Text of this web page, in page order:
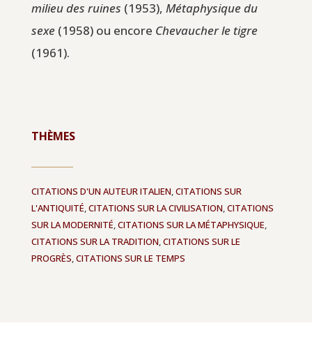
milieu des ruines (1953), Métaphysique du
sexe(1958) ou encore Chevaucher le tigre
(1961).
THÈMES
CITATIONS D'UN AUTEUR ITALIEN,CITATIONS SUR
L'ANTIQUITÉ,CITATIONS SUR LA CIVILISATION,CITATIONS
SUR LA MODERNITÉ,CITATIONS SUR LA MÉTAPHYSIQUE,
CITATIONS SUR LA TRADITION,CITATIONS SUR LE
PROGRÈS,CITATIONS SUR LE TEMPS